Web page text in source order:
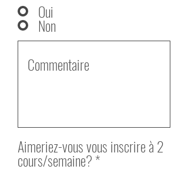
Oui
Non
Aimeriez-vous vous inscrire à 2
cours/semaine?*